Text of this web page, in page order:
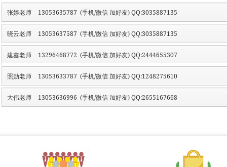
张婷老师 13053635787 (手机/微信 加好友) QQ:3035887135
晓云老师 13053637587 (手机/微信 加好友) QQ:3035887135
建鑫老师 13296468772 (手机/微信 加好友) QQ:2444655307
照勋老师 13053633787 (手机/微信 加好友) QQ:1248275610
大伟老师 13053636996 (手机/微信 加好友) QQ:2655167668